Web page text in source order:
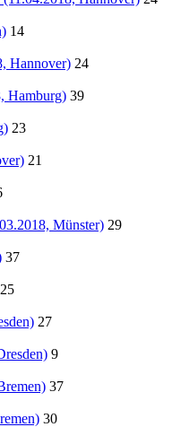
14
Hannover) 24
Hamburg) 39
23
21
Münster) 29
37
25
27
9
37
30